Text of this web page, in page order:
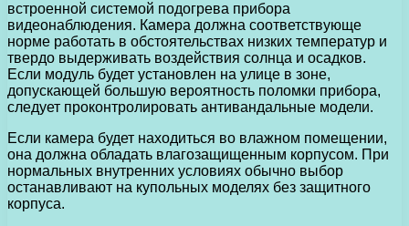
встроенной системой подогрева прибора
видеонаблюдения. Камера должна соответствующе
норме работать в обстоятельствах низких температур и
твердо выдерживать воздействия солнца и осадков.
Если модуль будет установлен на улице в зоне,
допускающей большую вероятность поломки прибора,
следует проконтролировать антивандальные модели.
Если камера будет находиться во влажном помещении,
она должна обладать влагозащищенным корпусом. При
нормальных внутренних условиях обычно выбор
останавливают на купольных моделях без защитного
корпуса.